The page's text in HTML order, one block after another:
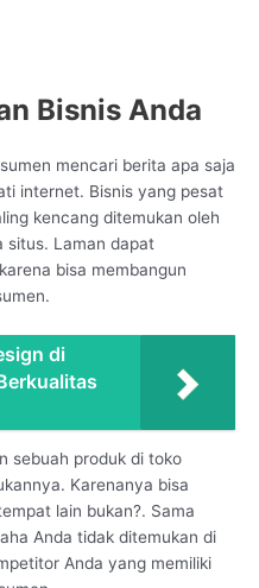
Bisnis Anda
mencari berita apa saja
internet. Bisnis yang pesat
kencang ditemukan oleh
situs. Laman dapat
bisa membangun
di
sebuah produk di toko
Karenanya bisa
lain bukan?. Sama
Anda tidak ditemukan di
Anda yang memiliki